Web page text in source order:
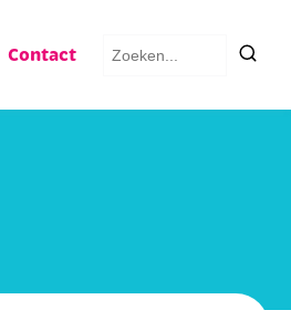
Contact
Zoeken